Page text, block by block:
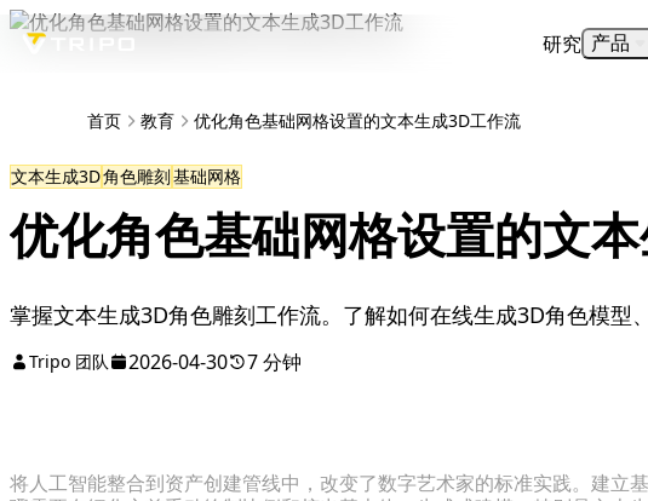
研究 产品
首页 教育 优化角色基础网格设置的文本生成3D工作流
文本生成3D角色雕刻基础网格
优化角色基础网格设置的文
掌握文本生成3D角色雕刻工作流。了解如何在线生成3D角色模型
Tripo 团队 2026-04-30 7 分钟
将人工智能整合到资产创建管线中，改变了数字艺术家的标准实践。建立